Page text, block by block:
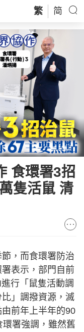
繁 简
食環署3招
隻活鼠 清
，而食環署防治
表示，部門自前
行「鼠隻活動調
」調撥資源，滅
前年上半年的90
署強調，雖然舊